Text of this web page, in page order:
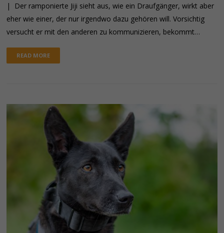
| Der ramponierte Jiji sieht aus, wie ein Draufgänger, wirkt aber
eher wie einer, der nur irgendwo dazu gehören will. Vorsichtig
versucht er mit den anderen zu kommunizieren, bekommt…
READ MORE